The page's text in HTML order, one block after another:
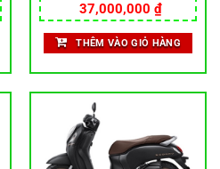
37,000,000 ₫
THÊM VÀO GIỎ HÀNG